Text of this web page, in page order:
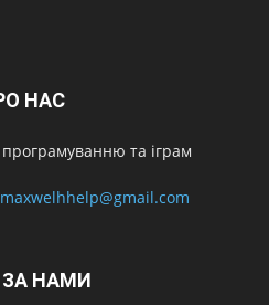
НАС
та іграм
maxwelhhelp@gmail.com
НАМИ